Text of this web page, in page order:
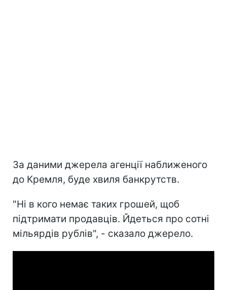
За даними джерела агенції наближеного
до Кремля, буде хвиля банкрутств.
"Ні в кого немає таких грошей, щоб
підтримати продавців. Йдеться про сотні
мільярдів рублів", - сказало джерело.